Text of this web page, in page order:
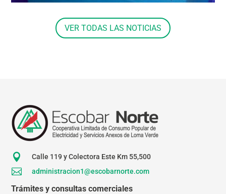
VER TODAS LAS NOTICIAS
 Calle 119 y Colectora Este Km 55,500
 administracion1@escobarnorte.com
Trámites y consultas comerciales